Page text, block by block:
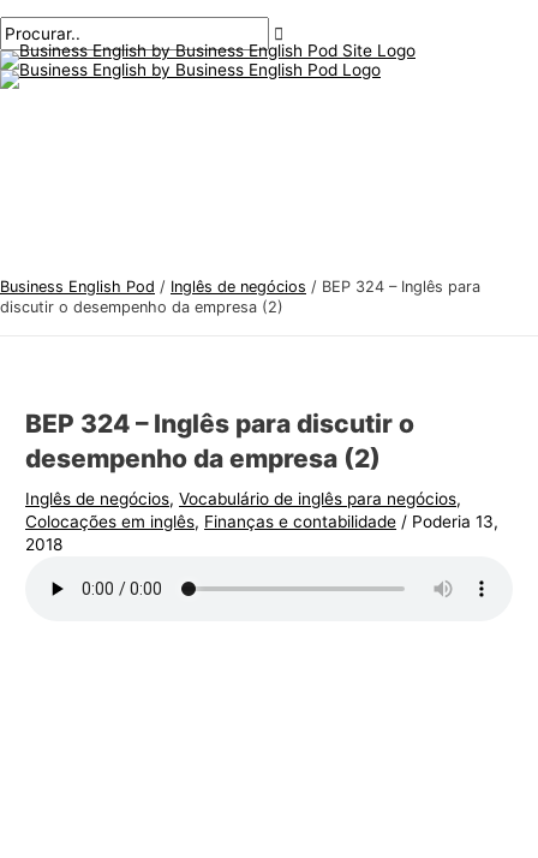
para
o
conteúdo
principal
Business English Pod / Inglês de negócios / BEP 324 – Inglês para
discutir o desempenho da empresa (2)
BEP 324 – Inglês para discutir o
desempenho da empresa (2)
Inglês de negócios,Vocabulário de inglês para negócios,
Colocações em inglês, Finanças e contabilidade / Poderia 13,
2018
navegação
aqui..
mail*
T
ó
p
i
ê
s
p
a
P
r
o